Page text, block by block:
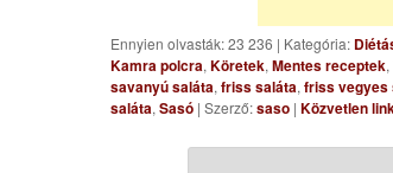
Ennyien olvasták: 23 236 | Kategória:
Kamra polcra, Köretek, Mentes receptek,
savanyú saláta, friss saláta, friss vegyes
saláta, Sasó | Szerző:saso | Közvetlen